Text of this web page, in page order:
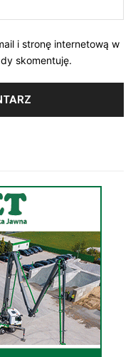
i stronę internetową w
skomentuję.